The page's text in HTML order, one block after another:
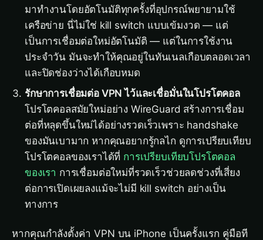
มาทำงานโดยอัตโนมัติทุกครั้งที่อุปกรณ์พยายามใช้
เครือข่าย นี่ไม่ใช่ kill switch แบบเข้มงวด — แต่
เป็นการเชื่อมต่อใหม่อัตโนมัติ — แต่ในการใช้งาน
ประจำวัน มันจะทำให้คุณอยู่ในทันเนลเกือบตลอดเวลา
และปิดช่องว่างได้เกือบหมด
รักษาการเชื่อมต่อ VPN ไว้และเชื่อมั่นในโปรโตคอล
โปรโตคอลสมัยใหม่อย่าง WireGuard สร้างการเชื่อม
ต่อที่หลุดขึ้นใหม่ได้อย่างรวดเร็วเพราะ handshake
ของมันเบามาก หากคุณอยากรู้กลไก ดูการเปรียบเทียบ
โปรโตคอลของเราได้ที่ การเปรียบเทียบโปรโตคอล
ของเรา การเชื่อมต่อใหม่ที่รวดเร็วช่วยลดช่วงที่เสี่ยง
ต่อการเปิดเผยลงแม้จะไม่มี kill switch อย่างเป็น
ทางการ
หากคุณกำลังตั้งค่า VPN บน iPhone เป็นครั้งแรก คู่มือที